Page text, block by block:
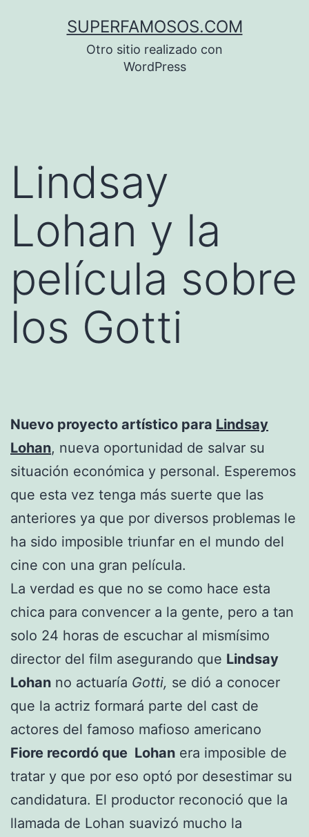
SUPERFAMOSOS.COM
Otro sitio realizado con
WordPress
Lindsay
Lohan y la
película sobre
los Gotti
Nuevo proyecto artístico para Lindsay
Lohan, nueva oportunidad de salvar su
situación económica y personal. Esperemos
que esta vez tenga más suerte que las
anteriores ya que por diversos problemas le
ha sido imposible triunfar en el mundo del
cine con una gran película.
La verdad es que no se como hace esta
chica para convencer a la gente, pero a tan
solo 24 horas de escuchar al mismísimo
director del film asegurando que Lindsay
Lohan no actuaría Gotti, se dió a conocer
que la actriz formará parte del cast de
actores del famoso mafioso americano
Fiore recordó que Lohan era imposible de
tratar y que por eso optó por desestimar su
candidatura. El productor reconoció que la
llamada de Lohan suavizó mucho la